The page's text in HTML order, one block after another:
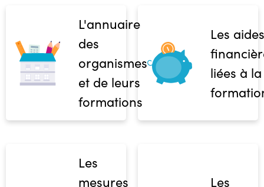
L'annuaire
des
organismes
et de leurs
formations
Les aides
liées à la
Les
mesures
Les